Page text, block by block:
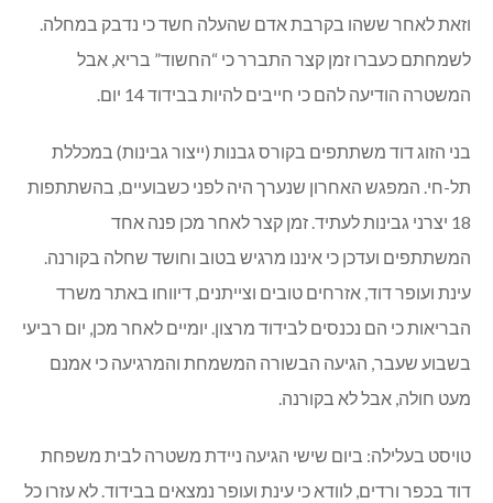
וזאת לאחר ששהו בקרבת אדם שהעלה חשד כי נדבק במחלה.
לשמחתם כעברו זמן קצר התברר כי “החשוד” בריא, אבל
המשטרה הודיעה להם כי חייבים להיות בבידוד 14 יום.
בני הזוג דוד משתתפים בקורס גבנות (ייצור גבינות) במכללת
תל-חי. המפגש האחרון שנערך היה לפני כשבועיים, בהשתתפות
18 יצרני גבינות לעתיד. זמן קצר לאחר מכן פנה אחד
המשתתפים ועדכן כי איננו מרגיש בטוב וחושד שחלה בקורנה.
עינת ועופר דוד, אזרחים טובים וצייתנים, דיווחו באתר משרד
הבריאות כי הם נכנסים לבידוד מרצון. יומיים לאחר מכן, יום רביעי
בשבוע שעבר, הגיעה הבשורה המשמחת והמרגיעה כי אמנם
מעט חולה, אבל לא בקורנה.
טויסט בעלילה: ביום שישי הגיעה ניידת משטרה לבית משפחת
דוד בכפר ורדים, לוודא כי עינת ועופר נמצאים בבידוד. לא עזרו כל